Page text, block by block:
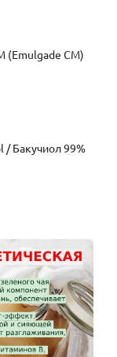
(Emulgade CM)
/ Бакучиол 99%